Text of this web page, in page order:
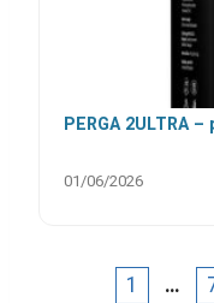
PERGA 2ULTRA
01/06/2026
1 …